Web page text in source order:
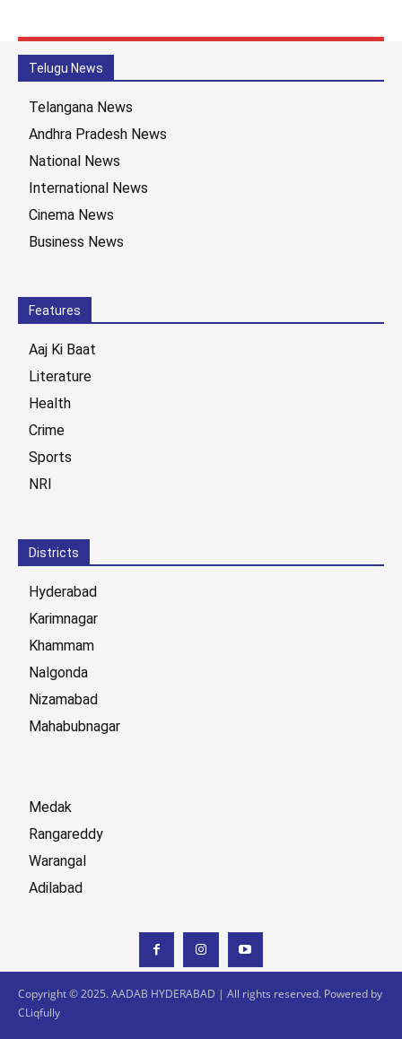
Telugu News
Telangana News
Andhra Pradesh News
National News
International News
Cinema News
Business News
Features
Aaj Ki Baat
Literature
Health
Crime
Sports
NRI
Districts
Hyderabad
Karimnagar
Khammam
Nalgonda
Nizamabad
Mahabubnagar
Medak
Rangareddy
Warangal
Adilabad
Copyright © 2025. AADAB HYDERABAD | All rights reserved. Powered by
CLiqfully